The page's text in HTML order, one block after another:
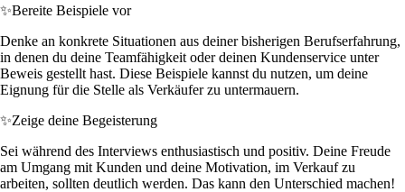
✨Bereite Beispiele vor
Denke an konkrete Situationen aus deiner bisherigen Berufserfahrung,
in denen du deine Teamfähigkeit oder deinen Kundenservice unter
Beweis gestellt hast. Diese Beispiele kannst du nutzen, um deine
Eignung für die Stelle als Verkäufer zu untermauern.
✨Zeige deine Begeisterung
Sei während des Interviews enthusiastisch und positiv. Deine Freude
am Umgang mit Kunden und deine Motivation, im Verkauf zu
arbeiten, sollten deutlich werden. Das kann den Unterschied machen!